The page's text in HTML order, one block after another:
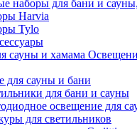
наборы для бани и
Harvia
Tylo
для сауны и бани
для бани и сауны
освещение для
для светильников